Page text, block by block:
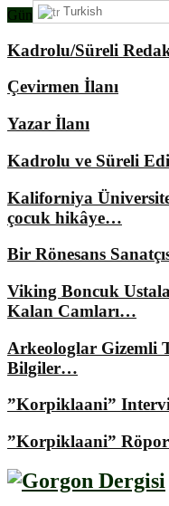
Gündemimizde Ne Var?
Kadrolu/Süreli
Çevirmen İlanı
Yazar İlanı
Kadrolu ve Süreli
Kaliforniya
çocuk hikâye…
Bir Rönesans
Viking Boncuk
Kalan Camları…
Arkeologlar Gizemli
Bilgiler…
”Korpiklaani”
”Korpiklaani”
Turkish